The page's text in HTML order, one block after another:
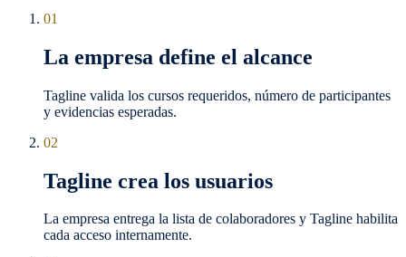
01
La empresa define el alcance
Tagline valida los cursos requeridos, número de participantes
y evidencias esperadas.
02
Tagline crea los usuarios
La empresa entrega la lista de colaboradores y Tagline habilita
cada acceso internamente.